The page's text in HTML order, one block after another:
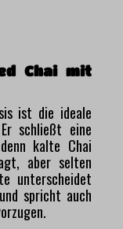
Chai mit
ist die ideale
schließt eine
kalte Chai
aber selten
unterscheidet
spricht auch